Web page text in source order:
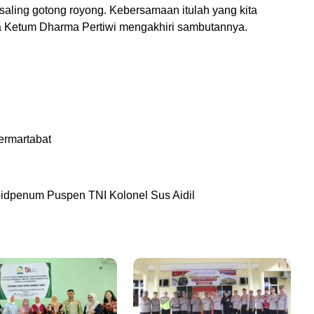
gotong royong. Kebersamaan itulah yang kita
Ketum Dharma Pertiwi mengakhiri sambutannya.
Puspen TNI Kolonel Sus Aidil